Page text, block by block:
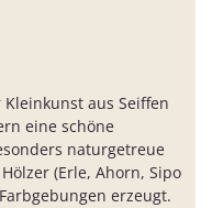
aus Seiffen
eine schöne
naturgetreue
(Erle, Ahorn, Sipo
erzeugt.